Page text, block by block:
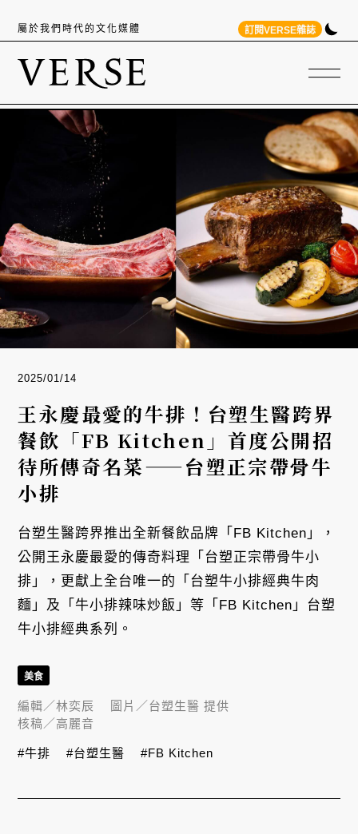
屬於我們時代的文化媒體 訂閱VERSE雜誌
2025/01/14
王永慶最愛的牛排！台塑生醫跨界
餐飲「FB Kitchen」首度公開招
待所傳奇名菜——台塑正宗帶骨牛
小排
台塑生醫跨界推出全新餐飲品牌「FB Kitchen」，
公開王永慶最愛的傳奇料理「台塑正宗帶骨牛小
排」，更獻上全台唯一的「台塑牛小排經典牛肉
麵」及「牛小排辣味炒飯」等「FB Kitchen」台塑
牛小排經典系列。
美食
編輯／林奕辰 圖片／台塑生醫 提供
核稿／高麗音
#牛排 #台塑生醫 #FB Kitchen